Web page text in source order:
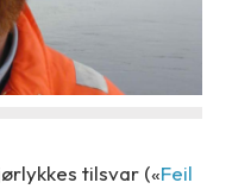
tilsvar («Feil